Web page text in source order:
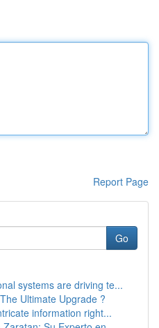
Report Page
Go
systems are driving te...
Ultimate Upgrade ?
information right...